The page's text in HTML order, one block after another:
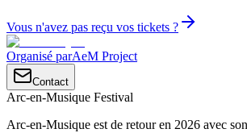
Vous n'avez pas reçu vos tickets ?
Organisé parAeM Project
Contact
Arc-en-Musique Festival
Arc-en-Musique est de retour en 2026 avec